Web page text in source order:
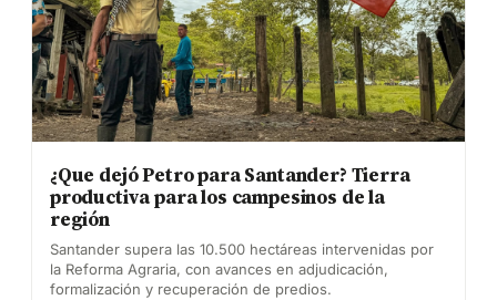
¿Que dejó Petro para Santander? Tierra
productiva para los campesinos de la
región
Santander supera las 10.500 hectáreas intervenidas por
la Reforma Agraria, con avances en adjudicación,
formalización y recuperación de predios.